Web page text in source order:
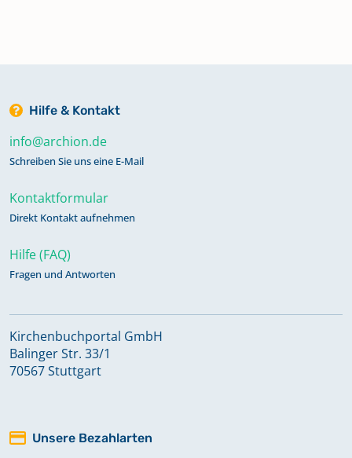
Hilfe & Kontakt
info@archion.de
Schreiben Sie uns eine E-Mail
Kontaktformular
Direkt Kontakt aufnehmen
Hilfe (FAQ)
Fragen und Antworten
Kirchenbuchportal GmbH
Balinger Str. 33/1
70567 Stuttgart
Unsere Bezahlarten